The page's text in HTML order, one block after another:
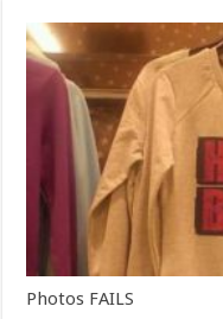
Photos FAILS